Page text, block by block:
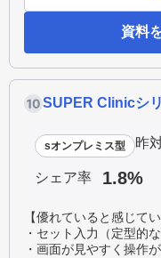
資料
SUPER Clinicシ
sオンプレミス型 昨
シェア率 1.8%
【優れていると感じてい
・セット入力（定型的
・画面が見やすく操作